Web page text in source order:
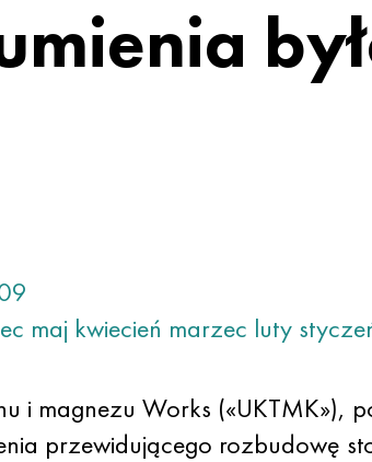
maj kwiecień marzec luty
i magnezu Works («UKTMK»),
przewidującego rozbudowę